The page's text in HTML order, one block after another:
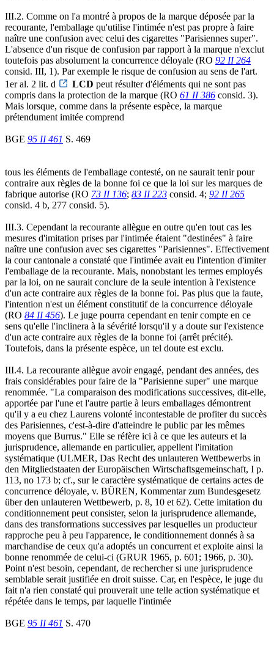
III.2. Comme on l'a montré à propos de la marque déposée par la
recourante, l'emballage qu'utilise l'intimée n'est pas propre à faire
naître une confusion avec celui des cigarettes "Parisiennes super".
L'absence d'un risque de confusion par rapport à la marque n'exclut
toutefois pas absolument la concurrence déloyale (RO 92 II 264
consid. III, 1). Par exemple le risque de confusion au sens de l'art.
1er al. 2 lit. d
LCD peut résulter d'éléments qui ne sont pas
compris dans la protection de la marque (RO 61 II 386 consid. 3).
Mais lorsque, comme dans la présente espèce, la marque
prétendument imitée comprend
BGE 95 II 461 S. 469
tous les éléments de l'emballage contesté, on ne saurait tenir pour
contraire aux règles de la bonne foi ce que la loi sur les marques de
fabrique autorise (RO 73 II 136; 83 II 223 consid. 4; 92 II 265
consid. 4 b, 277 consid. 5).
III.3. Cependant la recourante allègue en outre qu'en tout cas les
mesures d'imitation prises par l'intimée étaient "destinées" à faire
naître une confusion avec ses cigarettes "Parisiennes". Effectivement
la cour cantonale a constaté que l'intimée avait eu l'intention d'imiter
l'emballage de la recourante. Mais, nonobstant les termes employés
par la loi, on ne saurait conclure de la seule intention à l'existence
d'un acte contraire aux règles de la bonne foi. Pas plus que la faute,
l'intention n'est un élément constitutif de la concurrence déloyale
(RO 84 II 456). Le juge pourra cependant en tenir compte en ce
sens qu'elle l'inclinera à la sévérité lorsqu'il y a doute sur l'existence
d'un acte contraire aux règles de la bonne foi (arrêt précité).
Toutefois, dans la présente espèce, un tel doute est exclu.
III.4. La recourante allègue avoir engagé, pendant des années, des
frais considérables pour faire de la "Parisienne super" une marque
renommée. "La comparaison des modifications successives, dit-elle,
apportée par l'une et l'autre partie à leurs emballages démontrent
qu'il y a eu chez Laurens volonté incontestable de profiter du succès
des Parisiennes, c'est-à-dire d'atteindre le public par les mêmes
moyens que Burrus." Elle se réfère ici à ce que les auteurs et la
jurisprudence, allemande en particulier, appellent l'imitation
systématique (ULMER, Das Recht des unlauteren Wettbewerbs in
den Mitgliedstaaten der Europäischen Wirtschaftsgemeinschaft, I p.
113, no 173 b; cf., sur le caractère systématique de certains actes de
concurrence déloyale, v. BÜREN, Kommentar zum Bundesgesetz
über den unlauteren Wettbewerb, p. 8, 10 et 62). Cette imitation du
conditionnement peut consister, selon la jurisprudence allemande,
dans des transformations successives par lesquelles un producteur
rapproche peu à peu l'apparence, le conditionnement donnés à sa
marchandise de ceux qu'a adoptés un concurrent et exploite ainsi la
bonne renommée de celui-ci (GRUR 1965, p. 601; 1966, p. 30).
Point n'est besoin, cependant, de rechercher si une jurisprudence
semblable serait justifiée en droit suisse. Car, en l'espèce, le juge du
fait n'a rien constaté qui prouverait une telle action systématique et
répétée dans le temps, par laquelle l'intimée
BGE 95 II 461 S. 470